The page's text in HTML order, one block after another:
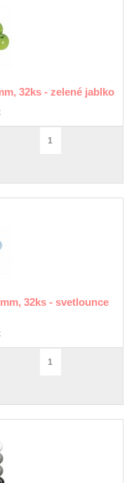
32ks - zelené jablko
32ks - svetlounce